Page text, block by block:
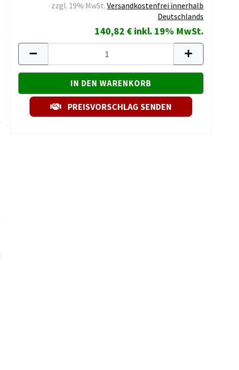
zzgl. 19% MwSt.Versandkostenfrei innerhalb
Deutschlands
140,82 € inkl. 19% MwSt.
PREISVORSCHLAG SENDEN